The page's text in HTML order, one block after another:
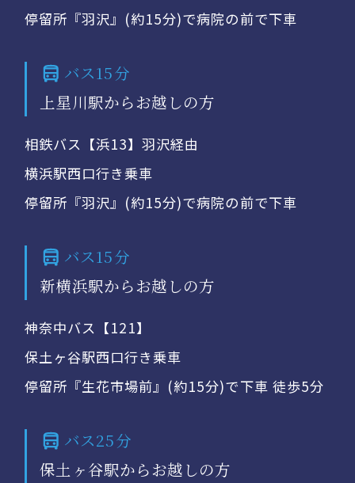
停留所『羽沢』(約15分)で病院の前で下車
バス15分
上星川駅からお越しの方
相鉄バス【浜13】羽沢経由
横浜駅西口行き乗車
停留所『羽沢』(約15分)で病院の前で下車
バス15分
新横浜駅からお越しの方
神奈中バス【121】
保土ヶ谷駅西口行き乗車
停留所『生花市場前』(約15分)で下車 徒歩5分
バス25分
保土ヶ谷駅からお越しの方